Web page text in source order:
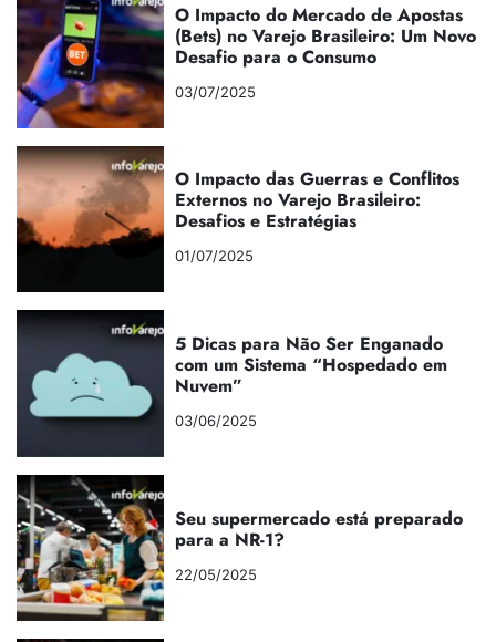
O Impacto do Mercado de Apostas
(Bets) no Varejo Brasileiro: Um Novo
Desafio para o Consumo
03/07/2025
O Impacto das Guerras e Conflitos
Externos no Varejo Brasileiro:
Desafios e Estratégias
01/07/2025
5 Dicas para Não Ser Enganado
com um Sistema “Hospedado em
Nuvem”
03/06/2025
Seu supermercado está preparado
para a NR-1?
22/05/2025